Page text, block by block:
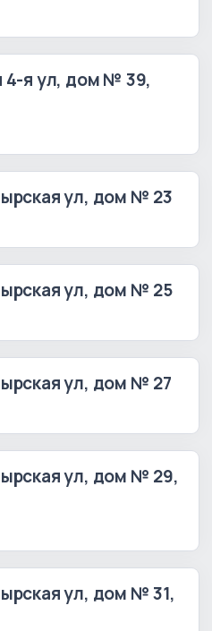
4-я ул, дом № 39,
ул, дом № 23
ул, дом № 25
ул, дом № 27
ул, дом № 29,
ул, дом № 31,